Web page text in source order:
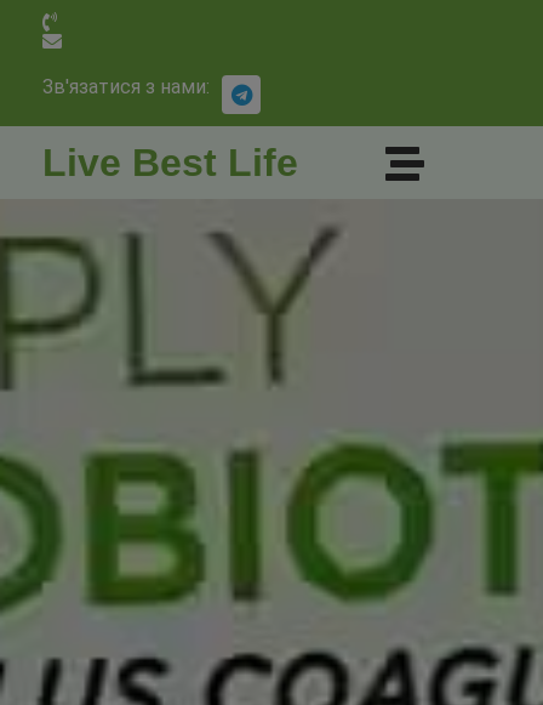
Зв'язатися з нами:
Live Best Life